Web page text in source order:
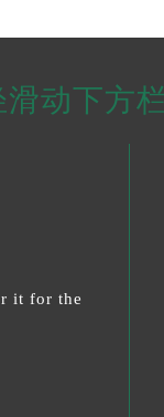
滑动下方
it for the